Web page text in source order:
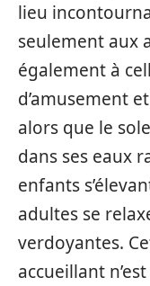
lieu
seulement aux
également à
d’amusement
alors que le
dans ses eaux
enfants
adultes se
verdoyantes.
accueillant